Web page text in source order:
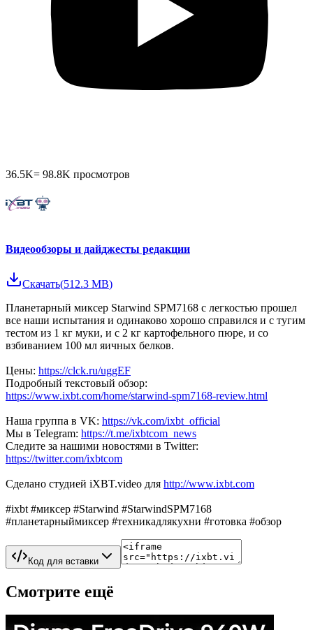
36.5K= 98.8K просмотров
Видеообзоры и дайджесты редакции
Скачать(512.3 MB)
Планетарный миксер Starwind SPM7168 с легкостью прошел
все наши испытания и одинаково хорошо справился и с тугим
тестом из 1 кг муки, и с 2 кг картофельного пюре, и со
взбиванием 100 мл яичных белков.
Цены: https://clck.ru/uggEF
Подробный текстовый обзор:
https://www.ixbt.com/home/starwind-spm7168-review.html
Наша группа в VK: https://vk.com/ixbt_official
Мы в Telegram: https://t.me/ixbtcom_news
Следите за нашими новостями в Twitter:
https://twitter.com/ixbtcom
Сделано студией iXBT.video для http://www.ixbt.com
#ixbt #миксер #Starwind #StarwindSPM7168
#планетарныймиксер #техникадлякухни #готовка #обзор
Код для вставки
Смотрите ещё